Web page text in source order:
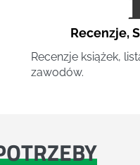
Recenzje,
Recenzje książek,
zawodów.